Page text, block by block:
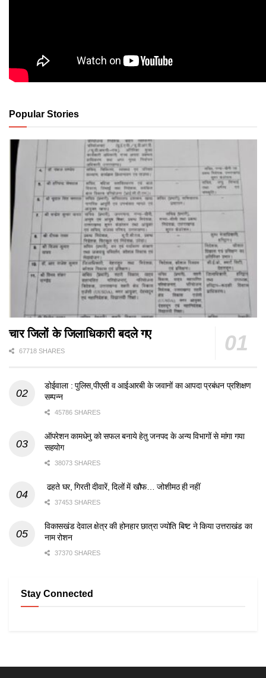
Popular Stories
चार जिलों के जिलाधिकारी बदले गए
67718 SHARES
डोईवाला : पुलिस,पीएसी व आईआरबी के जवानों का आपदा प्रबंधन प्रशिक्षण
सम्पन्न
45786 SHARES
ऑपरेशन कामधेनु को सफल बनाये हेतु जनपद के अन्य विभागों से मांगा गया
सहयोग
38073 SHARES
ढहते घर, गिरती दीवारें, दिलों में खौफ… जोशीमठ ही नहीं
37453 SHARES
विकासखंड देवाल क्षेत्र की होनहार छात्रा ज्योति बिष्ट ने किया उत्तराखंड का
नाम रोशन
37370 SHARES
Stay Connected